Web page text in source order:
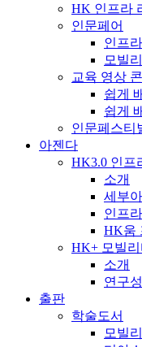
HK 인프라
인문페어
인프
모빌
교육 영상
쉽게
쉽게
인문페스티
아젠다
HK3.0 인프
소개
세부
인프
HK움
HK+ 모빌
소개
연구
출판
학술도서
모빌